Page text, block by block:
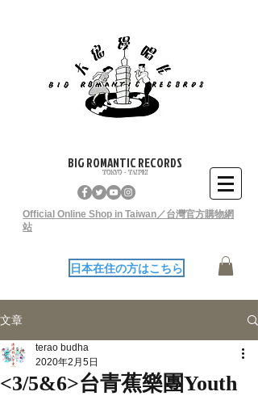
BIG ROMANTIC RECORDS
TOKYO - TAIPEI
Official Online Shop in Taiwan／台灣官方購物網
站
日本在住の方はこちら
文章
<3/5&6>台青蕉樂團Youth
terao budha
2020年2月5日